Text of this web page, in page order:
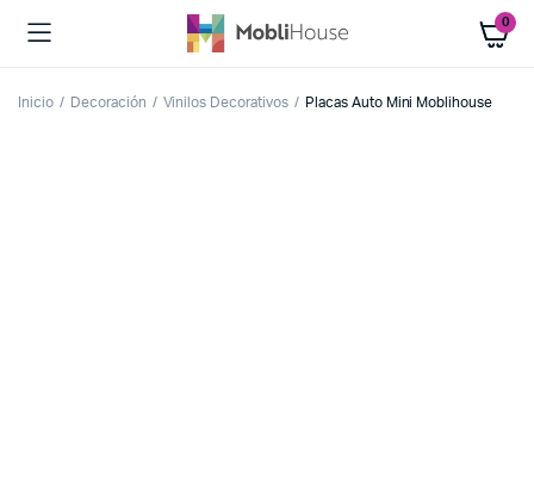
0
Inicio Decoración Vinilos Decorativos Placas Auto Mini Moblihouse